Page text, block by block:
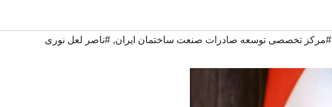
#مرکز تخصصی توسعه صادرات صنعت ساختمان ایران, #ناصر لعل نوری